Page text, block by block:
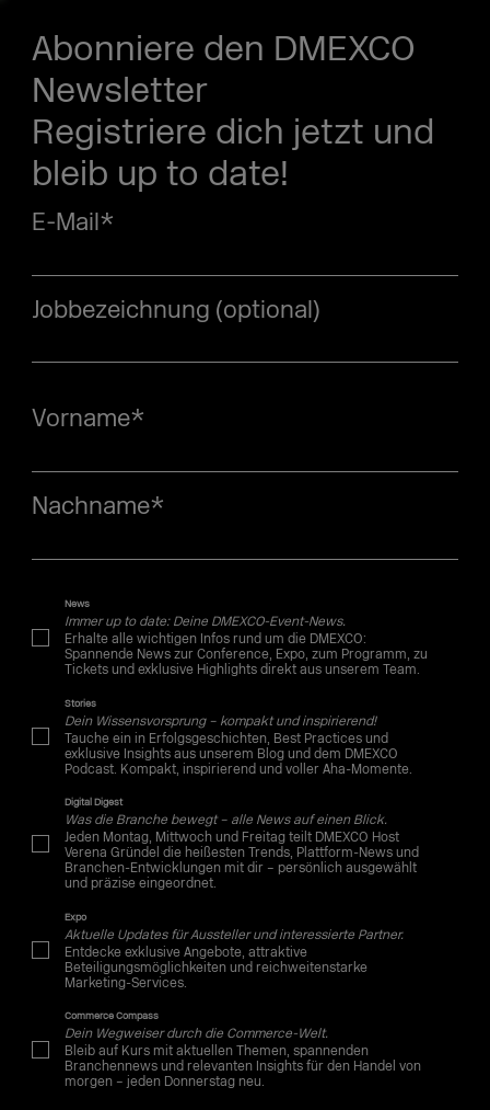
Abonniere den DMEXCO
Newsletter
Registriere dich jetzt und
bleib up to date!
E-Mail*
Jobbezeichnung (optional)
Vorname*
Nachname*
News
Immer up to date: Deine DMEXCO-Event-News.
Erhalte alle wichtigen Infos rund um die DMEXCO:
Spannende News zur Conference, Expo, zum Programm, zu
Tickets und exklusive Highlights direkt aus unserem Team.
Stories
Dein Wissensvorsprung – kompakt und inspirierend!
Tauche ein in Erfolgsgeschichten, Best Practices und
exklusive Insights aus unserem Blog und dem DMEXCO
Podcast. Kompakt, inspirierend und voller Aha-Momente.
Digital Digest
Was die Branche bewegt – alle News auf einen Blick.
Jeden Montag, Mittwoch und Freitag teilt DMEXCO Host
Verena Gründel die heißesten Trends, Plattform-News und
Branchen-Entwicklungen mit dir – persönlich ausgewählt
und präzise eingeordnet.
Expo
Aktuelle Updates für Aussteller und interessierte Partner.
Entdecke exklusive Angebote, attraktive
Beteiligungsmöglichkeiten und reichweitenstarke
Marketing-Services.
Commerce Compass
Dein Wegweiser durch die Commerce-Welt.
Bleib auf Kurs mit aktuellen Themen, spannenden
Branchennews und relevanten Insights für den Handel von
morgen – jeden Donnerstag neu.